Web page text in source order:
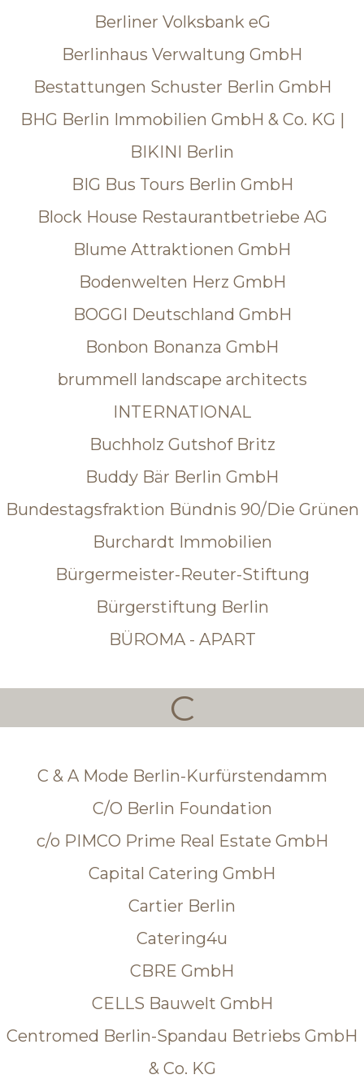
Berliner Volksbank eG
Berlinhaus Verwaltung GmbH
Bestattungen Schuster Berlin GmbH
BHG Berlin Immobilien GmbH & Co. KG |
BIKINI Berlin
BIG Bus Tours Berlin GmbH
Block House Restaurantbetriebe AG
Blume Attraktionen GmbH
Bodenwelten Herz GmbH
BOGGI Deutschland GmbH
Bonbon Bonanza GmbH
brummell landscape architects
INTERNATIONAL
Buchholz Gutshof Britz
Buddy Bär Berlin GmbH
Bundestagsfraktion Bündnis 90/Die Grünen
Burchardt Immobilien
Bürgermeister-Reuter-Stiftung
Bürgerstiftung Berlin
BÜROMA - APART
C
C & A Mode Berlin-Kurfürstendamm
C/O Berlin Foundation
c/o PIMCO Prime Real Estate GmbH
Capital Catering GmbH
Cartier Berlin
Catering4u
CBRE GmbH
CELLS Bauwelt GmbH
Centromed Berlin-Spandau Betriebs GmbH
& Co. KG